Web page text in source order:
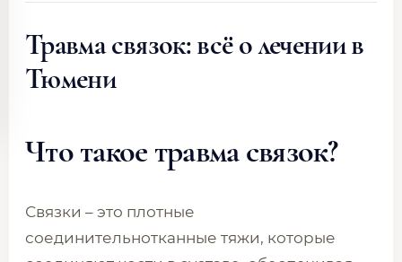
Травма связок: всё о лечении в
Тюмени
Что такое травма связок?
Связки – это плотные
соединительнотканные тяжи, которые